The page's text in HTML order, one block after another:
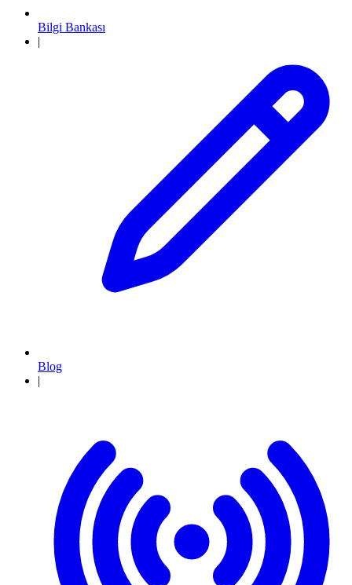
Bilgi Bankası
|
Blog
|